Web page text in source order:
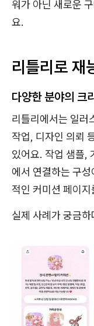
워가 아닌 새로운
요.
리틀리로 재
다양한 분야의 크
리틀리에서는 일러
작업, 디자인 의뢰
있어요. 작업 샘플,
에서 연결하는 구
적인 커미션 페이
실제 사례가 궁금